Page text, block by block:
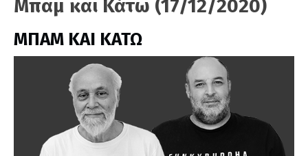
Μπαμ και Κάτω (17/12/2020)
ΜΠΑΜ ΚΑΙ ΚΑΤΩ